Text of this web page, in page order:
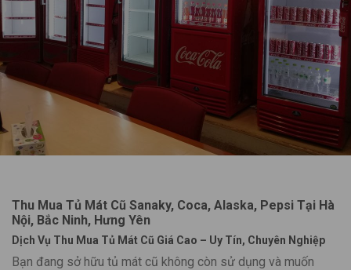
Tháng Hai 25, 2025 byvuacun
Thu Mua Tủ Mát Cũ Sanaky, Coca, Alaska, Pepsi Tại Hà
Nội, Bắc Ninh, Hưng Yên
Dịch Vụ Thu Mua Tủ Mát Cũ Giá Cao – Uy Tín, Chuyên Nghiệp
Bạn đang sở hữu tủ mát cũ không còn sử dụng và muốn